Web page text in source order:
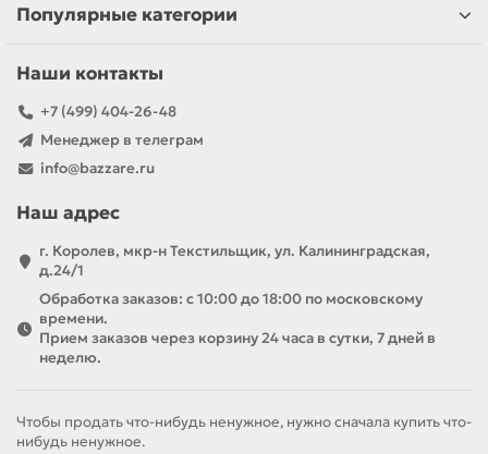
Популярные категории
Наши контакты
+7 (499) 404-26-48
Менеджер в телеграм
info@bazzare.ru
Наш адрес
г. Королев, мкр-н Текстильщик, ул. Калининградская,
д.24/1
Обработка заказов: с 10:00 до 18:00 по московскому
времени.
Прием заказов через корзину 24 часа в сутки, 7 дней в
неделю.
Чтобы продать что-нибудь ненужное, нужно сначала купить что-
нибудь ненужное.